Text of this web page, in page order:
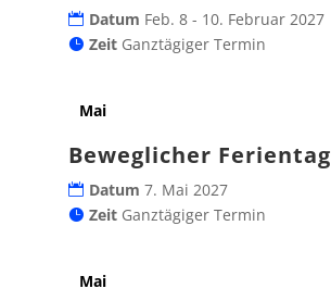
Datum Feb. 8 - 10. Februar 2027
Zeit Ganztägiger Termin
Mai
Beweglicher Ferientag
Datum 7. Mai 2027
Zeit Ganztägiger Termin
Mai